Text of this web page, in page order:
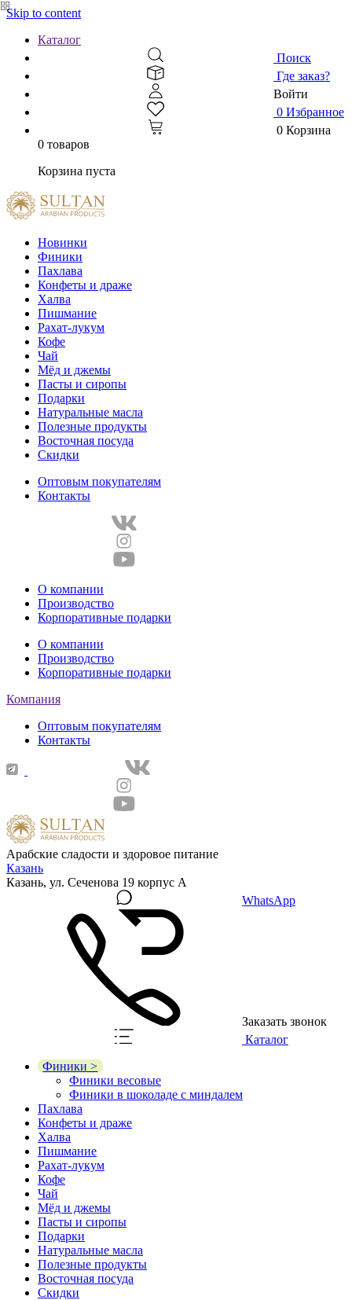
Skip to content
Каталог
Поиск
Где заказ?
Войти
0 Избранное
0 Корзина
0 товаров
Корзина пуста
Новинки
Финики
Пахлава
Конфеты и драже
Халва
Пишмание
Рахат-лукум
Кофе
Чай
Мёд и джемы
Пасты и сиропы
Подарки
Натуральные масла
Полезные продукты
Восточная посуда
Скидки
Оптовым покупателям
Контакты
О компании
Производство
Корпоративные подарки
О компании
Производство
Корпоративные подарки
Компания
Оптовым покупателям
Контакты
Арабские сладости и здоровое питание
Казань
Казань, ул. Сеченова 19 корпус А
WhatsApp
Заказать звонок
Каталог
Финики >
Финики весовые
Финики в шоколаде с миндалем
Пахлава
Конфеты и драже
Халва
Пишмание
Рахат-лукум
Кофе
Чай
Мёд и джемы
Пасты и сиропы
Подарки
Натуральные масла
Полезные продукты
Восточная посуда
Скидки